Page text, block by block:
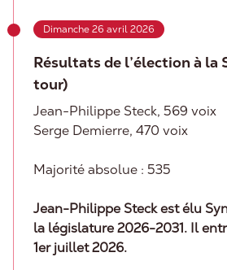
Dimanche 26 avril 2026
Résultats de l’élection à la
tour)
Jean-Philippe Steck, 569 voix
Serge Demierre, 470 voix
Majorité absolue : 535
Jean-Philippe Steck est élu
la législature 2026-2031. Il
1er juillet 2026.